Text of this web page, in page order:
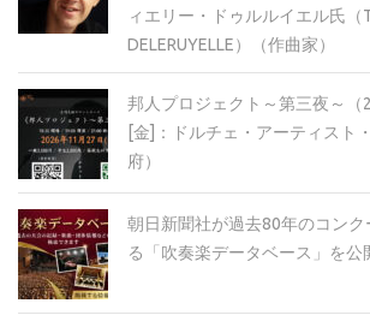
ィエリー・ドゥルルイエル氏（
DELERUYELLE）（作曲家）
邦人プロジェクト～第三夜～（
[金]：ドルチェ・アーティスト
府）
朝日新聞社が過去80年のコンク
る「吹奏楽データベース」を公